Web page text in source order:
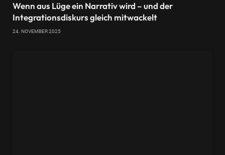
Wenn aus Lüge ein Narrativ wird – und der
Integrationsdiskurs gleich mitwackelt
24. NOVEMBER 2025